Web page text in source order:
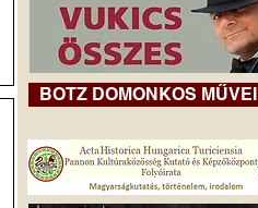
BOTZ DOMONKOS MŰVEI